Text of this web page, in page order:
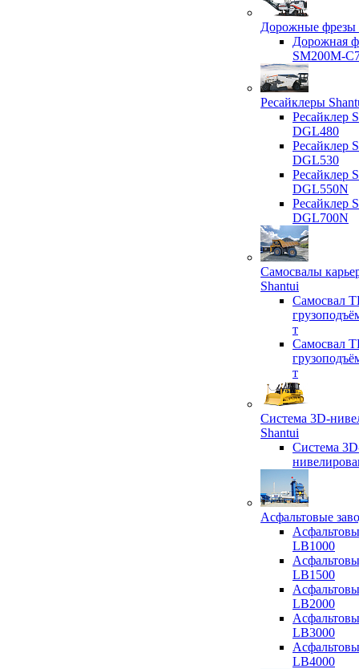
Дорожные фрезы
Дорожная
SM200M-
Ресайклеры
Ресайклер
DGL480
Ресайклер
DGL530
Ресайклер
DGL550N
Ресайклер
DGL700N
Самосвалы
Shantui
Самосвал
т
Самосвал
т
Система 3D-
Shantui
Система
Асфальтовые
LB1000
LB1500
LB2000
LB3000
LB4000